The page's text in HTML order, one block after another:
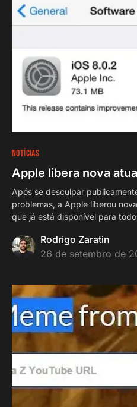
NOTÍCIAS
Apple libera nova
Após se desculpar
problemas, a Apple liberou
que já está disponível para
Rodrigo Zaratin
26 de setembro de